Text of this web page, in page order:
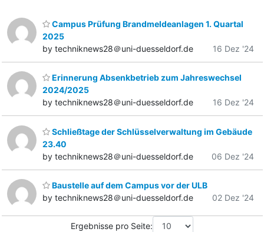
Campus Prüfung Brandmeldeanlagen 1. Quartal
2025
by techniknews28＠uni-duesseldorf.de
16 Dez '24
Erinnerung Absenkbetrieb zum Jahreswechsel
2024/2025
by techniknews28＠uni-duesseldorf.de
16 Dez '24
Schließtage der Schlüsselverwaltung im Gebäude
23.40
by techniknews28＠uni-duesseldorf.de
06 Dez '24
Baustelle auf dem Campus vor der ULB
by techniknews28＠uni-duesseldorf.de
02 Dez '24
Ergebnisse pro Seite: